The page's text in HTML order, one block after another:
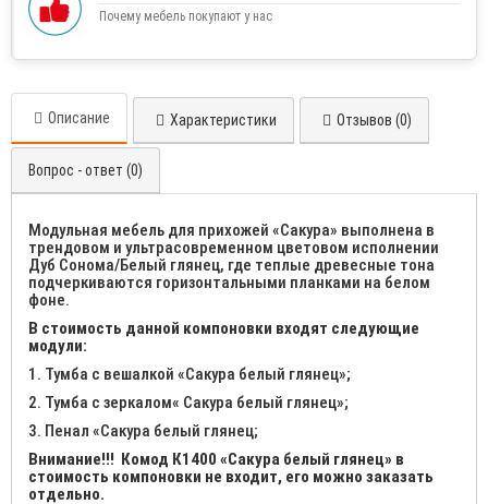
Почему мебель покупают у нас
Описание Характеристики Отзывов (0)
Вопрос - ответ (0)
Модульная мебель для прихожей «Сакура» выполнена в
трендовом и ультрасовременном цветовом исполнении
Дуб Сонома/Белый глянец, где теплые древесные тона
подчеркиваются горизонтальными планками на белом
фоне.
В стоимость данной компоновки входят следующие
модули:
1. Тумба с вешалкой «Сакура белый глянец»;
2. Тумба с зеркалом« Сакура белый глянец»;
3. Пенал «Сакура белый глянец;
Внимание!!! Комод К1400 «Сакура белый глянец» в
стоимость компоновки не входит, его можно заказать
отдельно.